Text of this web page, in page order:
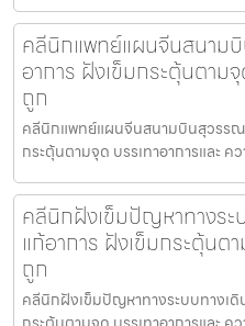
คลีนิกแพทย์แผนจีนสนาม
อาการ ฝังเข็มกระตุ้นตาม
ถูก
คลีนิกแพทย์แผนจีนสนามบินสุวรรณ
กระตุ้นตามจุด บรรเทาอาการและ
คลีนิกฝังเข็มปัญหาทางระ
แก้อาการ ฝังเข็มกระตุ้นต
ถูก
คลีนิกฝังเข็มปัญหาทางระบบทางเดิ